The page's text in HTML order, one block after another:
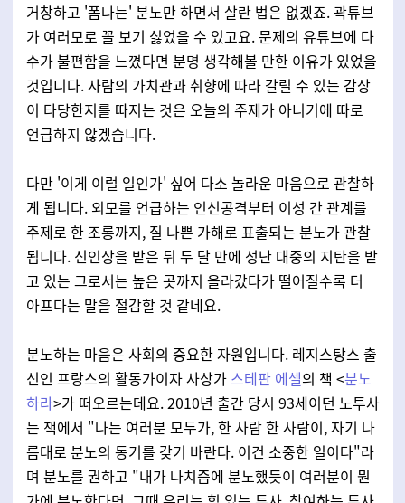
거창하고 '폼나는' 분노만 하면서 살란 법은 없겠죠. 곽튜브
가 여러모로 꼴 보기 싫었을 수 있고요. 문제의 유튜브에 다
수가 불편함을 느꼈다면 분명 생각해볼 만한 이유가 있었을
것입니다. 사람의 가치관과 취향에 따라 갈릴 수 있는 감상
이 타당한지를 따지는 것은 오늘의 주제가 아니기에 따로
언급하지 않겠습니다.
다만 '이게 이럴 일인가' 싶어 다소 놀라운 마음으로 관찰하
게 됩니다. 외모를 언급하는 인신공격부터 이성 간 관계를
주제로 한 조롱까지, 질 나쁜 가해로 표출되는 분노가 관찰
됩니다. 신인상을 받은 뒤 두 달 만에 성난 대중의 지탄을 받
고 있는 그로서는 높은 곳까지 올라갔다가 떨어질수록 더
아프다는 말을 절감할 것 같네요.
분노하는 마음은 사회의 중요한 자원입니다. 레지스탕스 출
신인 프랑스의 활동가이자 사상가스테판 에셀의 책 <분노
하라>가 떠오르는데요. 2010년 출간 당시 93세이던 노투사
는 책에서 "나는 여러분 모두가, 한 사람 한 사람이, 자기 나
름대로 분노의 동기를 갖기 바란다. 이건 소중한 일이다"라
며 분노를 권하고 "내가 나치즘에 분노했듯이 여러분이 뭔